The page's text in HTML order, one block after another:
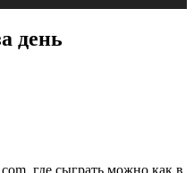
день
где сыграть можно как в